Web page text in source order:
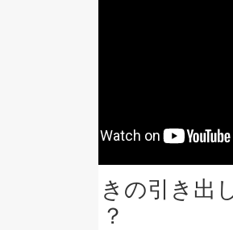
勝ったときの引き出
どうする？